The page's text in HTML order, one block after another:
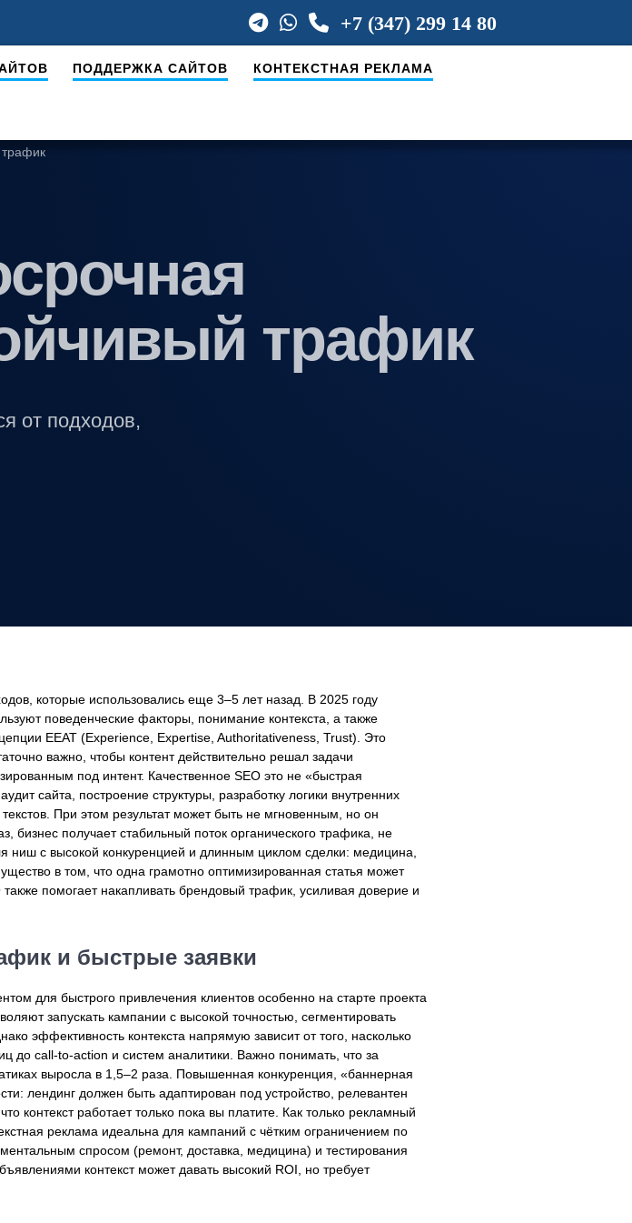
+7 (347) 299 14 80
ПОДДЕРЖКА САЙТОВ КОНТЕКСТНАЯ РЕКЛАМА
трафик
трафик
от подходов,
которые использовались еще 3–5 лет назад. В 2025 году
поведенческие факторы, понимание контекста, а также
EEAT (Experience, Expertise, Authoritativeness, Trust). Это
важно, чтобы контент действительно решал задачи
под интент. Качественное SEO это не «быстрая
сайта, построение структуры, разработку логики внутренних
При этом результат может быть не мгновенным, но он
бизнес получает стабильный поток органического трафика, не
ниш с высокой конкуренцией и длинным циклом сделки: медицина,
в том, что одна грамотно оптимизированная статья может
помогает накапливать брендовый трафик, усиливая доверие и
и быстрые заявки
для быстрого привлечения клиентов особенно на старте проекта
запускать кампании с высокой точностью, сегментировать
эффективность контекста напрямую зависит от того, насколько
до call-to-action и систем аналитики. Важно понимать, что за
выросла в 1,5–2 раза. Повышенная конкуренция, «баннерная
лендинг должен быть адаптирован под устройство, релевантен
контекст работает только пока вы платите. Как только рекламный
реклама идеальна для кампаний с чётким ограничением по
спросом (ремонт, доставка, медицина) и тестирования
контекст может давать высокий ROI, но требует